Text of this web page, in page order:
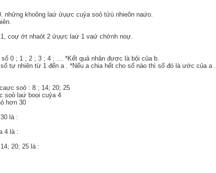
nhửng khoõng laứ ửụực cuỷa soỏ tửù nhieõn naứo.
coự ớt nhaỏt 2 ửụực laứ 1 vaứ chớnh noự.
0 ; 1 ; 2 ; 3 ; 4 ; … *Kết quả nhân được là bội của b.
tự nhiên từ 1 đến a . *Nếu a chia hết cho số nào thì số đó là ước của a .
soỏ : 8 ; 14; 20; 25
soỏ laứ boọi cuỷa 4
hơn 30
là :
4 là :
20; 25 là :